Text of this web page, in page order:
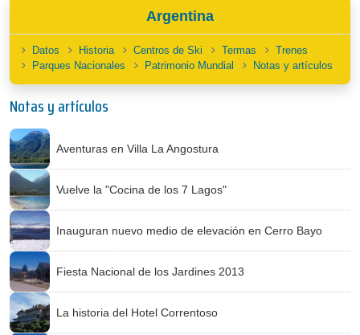
Argentina
Datos Historia Centros de Ski Termas
Trenes
Parques Nacionales
Patrimonio Mundial Notas y artículos
Notas y artículos
Aventuras en Villa La Angostura
Vuelve la "Cocina de los 7 Lagos"
Inauguran nuevo medio de elevación en Cerro Bayo
Fiesta Nacional de los Jardines 2013
La historia del Hotel Correntoso